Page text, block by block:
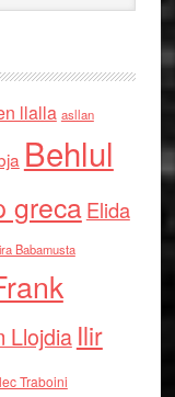
llalla asllan
Behlul
grecaElida
Babamusta
Llojdia Ilir
Traboini